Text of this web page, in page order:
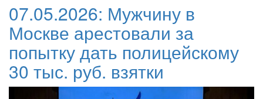
07.05.2026: Мужчину в
Москве арестовали за
попытку дать полицейскому
30 тыс. руб. взятки